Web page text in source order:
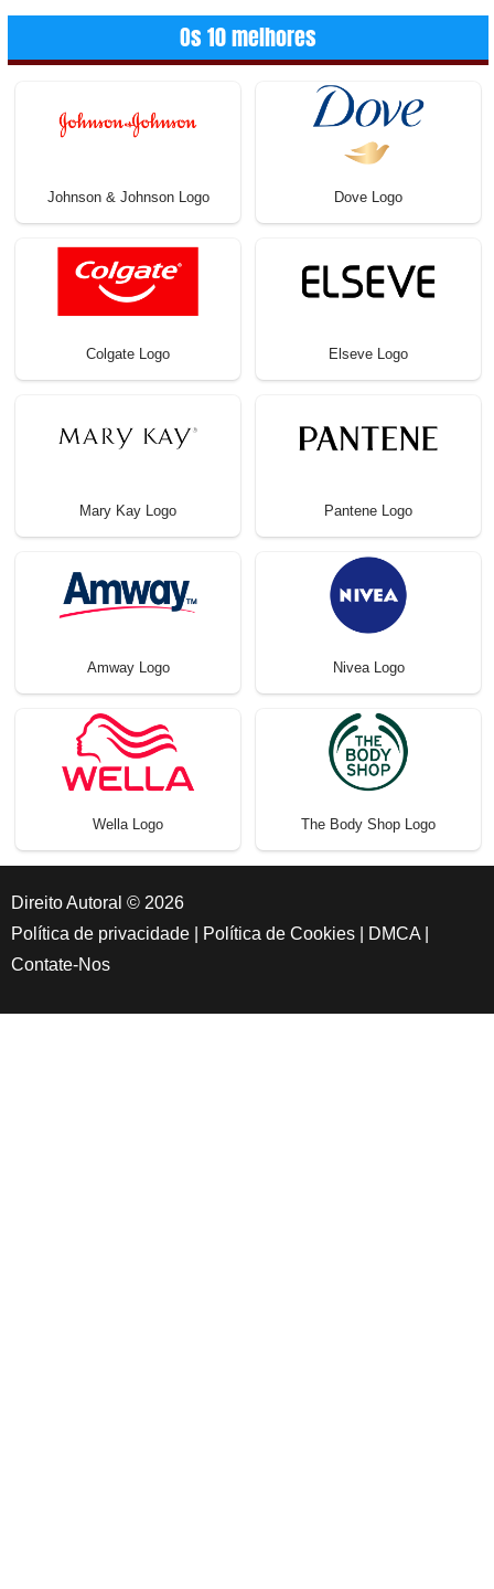
Os 10 melhores
Johnson & Johnson Logo Dove Logo
Colgate Logo Elseve Logo
Mary Kay Logo Pantene Logo
Amway Logo Nivea Logo
Wella Logo The Body Shop Logo
Direito Autoral © 2026
Política de privacidade
Política de Cookies DMCA|
Contate-Nos